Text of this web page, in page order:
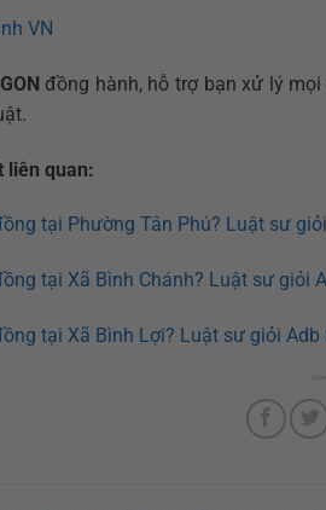
VN
đồng hành, hỗ trợ bạn xử lý
liên quan:
tại Phường Tân Phú? Luật sư
tại Xã Bình Chánh? Luật sư giỏi
tại Xã Bình Lợi? Luật sư giỏi Adb